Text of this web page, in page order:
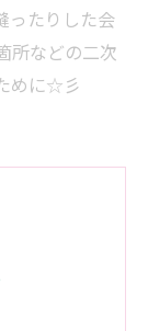
ったりした会
所などの二次
めに☆彡